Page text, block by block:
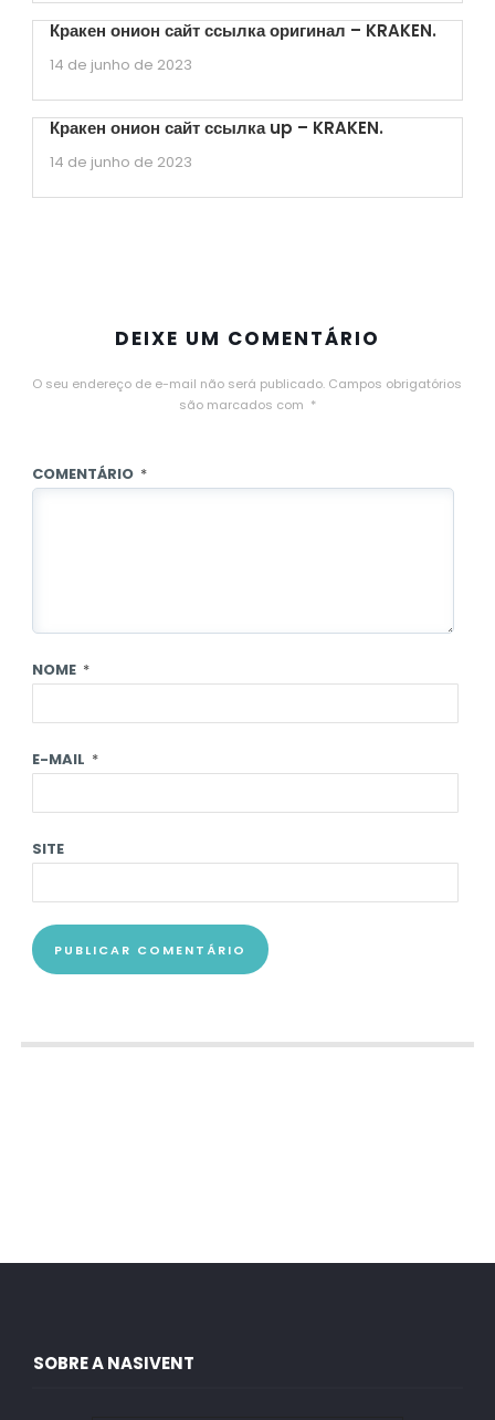
Кракен онион сайт ссылка оригинал – KRAKEN.
14 de junho de 2023
Кракен онион сайт ссылка up – KRAKEN.
14 de junho de 2023
DEIXE UM COMENTÁRIO
O seu endereço de e-mail não será publicado. Campos obrigatórios
são marcados com *
COMENTÁRIO *
NOME *
E-MAIL *
SITE
SOBRE A NASIVENT